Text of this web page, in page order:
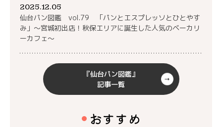
2025.12.05
仙台パン図鑑 vol.79 「パンとエスプレッソとひとやす
み」～宮城初出店！秋保エリアに誕生した人気のベーカリ
ーカフェ～
『仙台パン図鑑』
記事一覧
おすすめ